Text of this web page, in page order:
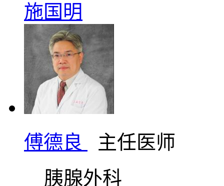
施国明
傅德良
主任医师
胰腺外科